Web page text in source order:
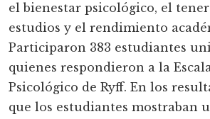
el bienestar psicológico, el
estudios y el rendimiento
Participaron 383 estudiantes
quienes respondieron a la
Psicológico de Ryff. En los
que los estudiantes mostraban